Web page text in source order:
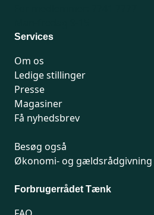
Services
Om os
Ledige stillinger
Presse
Magasiner
Få nyhedsbrev
Besøg også
Økonomi- og gældsrådgivning
Forbrugerrådet Tænk